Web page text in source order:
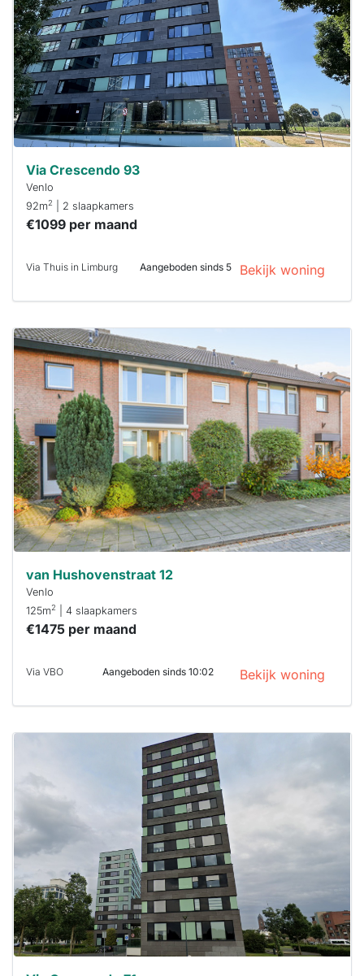
maken moet je
binnen 15
minuten
reageren.
Stekkies helpt
je hierbij!
Via Crescendo 93
Venlo
92m2 | 2 slaapkamers
€1099 per maand
Via Thuis in Limburg Aangeboden sinds 5 Bekijk woning
Deze woning
is
waarschijnlijk
al verhuurd
Om kans te
maken moet je
binnen 15
minuten
reageren.
Stekkies helpt
je hierbij!
van Hushovenstraat 12
Venlo
125m2 | 4 slaapkamers
€1475 per maand
Via VBO Aangeboden sinds 10:02 Bekijk woning
Om kans te
reageren.
Stekkies helpt
je hierbij!